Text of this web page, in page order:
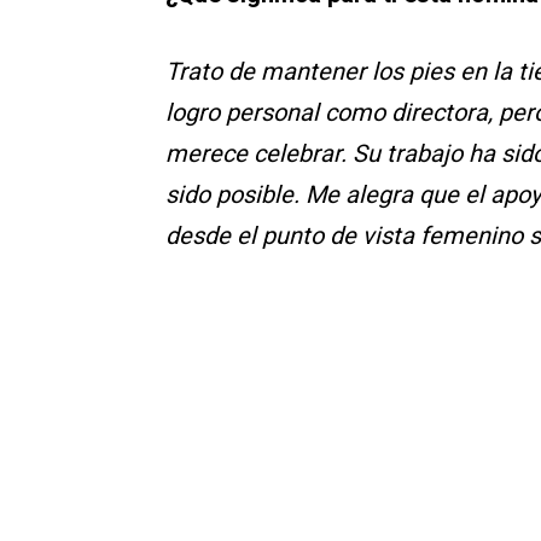
Trato de mantener los pies en la
logro personal como directora,
merece celebrar. Su trabajo ha
sido posible. Me alegra que el
desde el punto de vista femenino